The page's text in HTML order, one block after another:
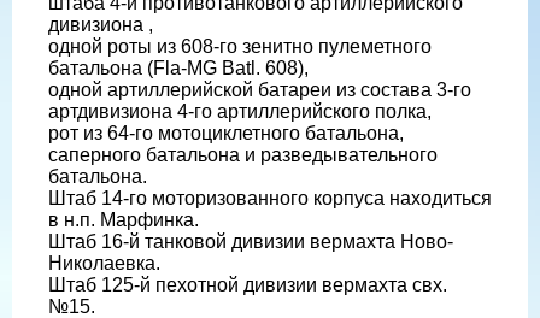
дивизиона ,
одной роты из 608-го зенитно пулеметного
батальона (Fla-MG Batl. 608),
одной артиллерийской батареи из состава 3-го
артдивизиона 4-го артиллерийского полка,
рот из 64-го мотоциклетного батальона,
саперного батальона и разведывательного
батальона.
Штаб 14-го моторизованного корпуса находиться
в н.п. Марфинка.
Штаб 16-й танковой дивизии вермахта Ново-
Николаевка.
Штаб 125-й пехотной дивизии вермахта свх.
№15.